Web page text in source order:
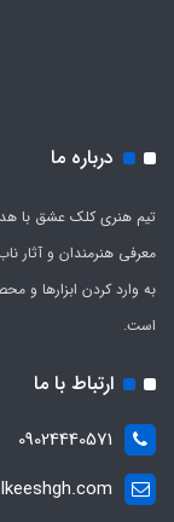
درباره ما
معرفی هنرمندان و آثار
به وارد کردن ابزارها و
است.
ارتباط با ما
09024440571